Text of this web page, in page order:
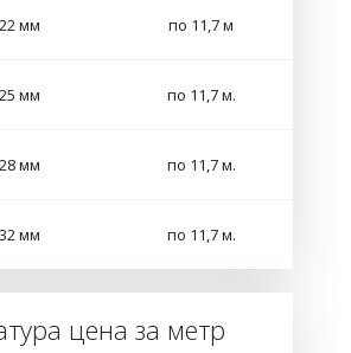
мм по 11,7 м
мм по 11,7 м.
мм по 11,7 м.
мм по 11,7 м.
цена за метр